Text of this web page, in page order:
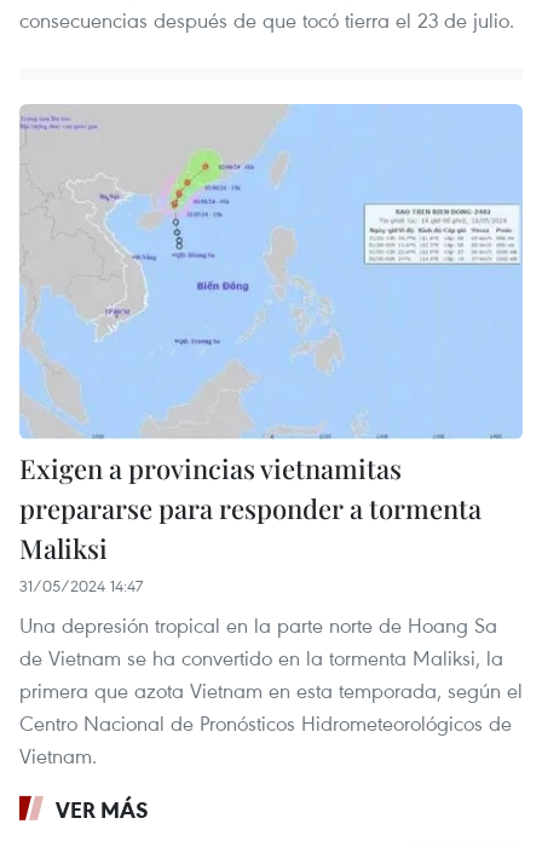
consecuencias después de que tocó tierra el 23 de julio.
Exigen a provincias vietnamitas
prepararse para responder a tormenta
Maliksi
31/05/2024 14:47
Una depresión tropical en la parte norte de Hoang Sa
de Vietnam se ha convertido en la tormenta Maliksi, la
primera que azota Vietnam en esta temporada, según el
Centro Nacional de Pronósticos Hidrometeorológicos de
Vietnam.
VER MÁS